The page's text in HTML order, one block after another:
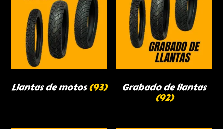
Llantas de motos(93) Grabado de llantas
(92)